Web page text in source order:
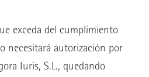
exceda del cumplimiento
necesitará autorización por
Iuris, S.L., quedando